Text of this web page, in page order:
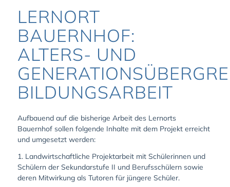
LERNORT
BAUERNHOF:
ALTERS- UND
BILDUNGSARBEIT
Aufbauend auf die bisherige Arbeit des Lernorts
Bauernhof sollen folgende Inhalte mit dem Projekt erreicht
und umgesetzt werden:
1. Landwirtschaftliche Projektarbeit mit Schülerinnen und
Schülern der Sekundarstufe II und Berufsschülern sowie
deren Mitwirkung als Tutoren für jüngere Schüler.